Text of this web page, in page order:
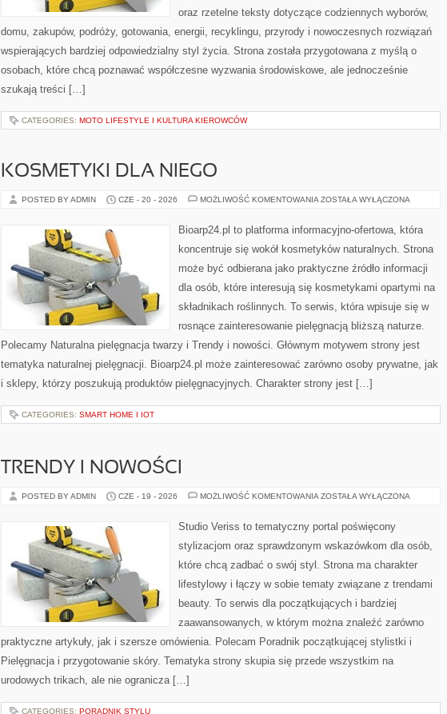
oraz rzetelne teksty dotyczące codziennych wyborów,
domu, zakupów, podróży, gotowania, energii, recyklingu, przyrody i nowoczesnych rozwiązań
wspierających bardziej odpowiedzialny styl życia. Strona została przygotowana z myślą o
osobach, które chcą poznawać współczesne wyzwania środowiskowe, ale jednocześnie
szukają treści […]
CATEGORIES: MOTO LIFESTYLE I KULTURA KIEROWCÓW
KOSMETYKI DLA NIEGO
POSTED BY ADMIN CZE - 20 - 2026 MOŻLIWOŚĆ KOMENTOWANIA KOSMETYKI
ZOSTAŁA WYŁĄCZONA
Bioarp24.pl to platforma informacyjno-ofertowa, która
koncentruje się wokół kosmetyków naturalnych. Strona
może być odbierana jako praktyczne źródło informacji
dla osób, które interesują się kosmetykami opartymi na
składnikach roślinnych. To serwis, która wpisuje się w
rosnące zainteresowanie pielęgnacją bliższą naturze.
Polecamy Naturalna pielęgnacja twarzy i Trendy i nowości. Głównym motywem strony jest
tematyka naturalnej pielęgnacji. Bioarp24.pl może zainteresować zarówno osoby prywatne, jak
i sklepy, którzy poszukują produktów pielęgnacyjnych. Charakter strony jest […]
CATEGORIES: SMART HOME I IOT
TRENDY I NOWOŚCI
POSTED BY ADMIN CZE - 19 - 2026 MOŻLIWOŚĆ KOMENTOWANIA TRENDY
ZOSTAŁA WYŁĄCZONA
Studio Veriss to tematyczny portal poświęcony
stylizacjom oraz sprawdzonym wskazówkom dla osób,
które chcą zadbać o swój styl. Strona ma charakter
lifestylowy i łączy w sobie tematy związane z trendami
beauty. To serwis dla początkujących i bardziej
zaawansowanych, w którym można znaleźć zarówno
praktyczne artykuły, jak i szersze omówienia. Polecam Poradnik początkującej stylistki i
Pielęgnacja i przygotowanie skóry. Tematyka strony skupia się przede wszystkim na
urodowych trikach, ale nie ogranicza […]
CATEGORIES: PORADNIK STYLU